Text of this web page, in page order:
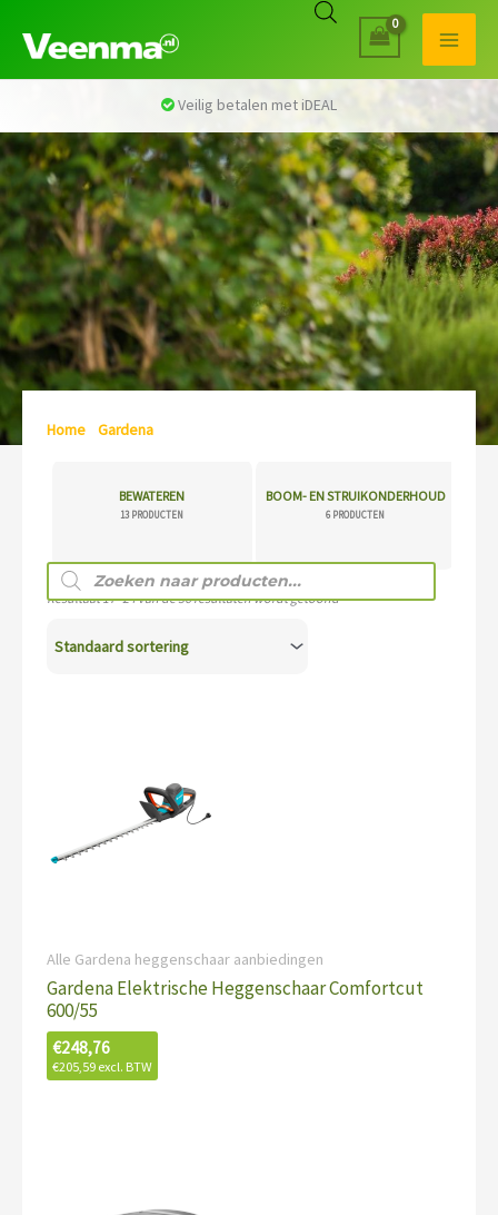
Home Gardena
BEWATEREN
13 PRODUCTEN
BOOM- EN STRUIKONDERHOUD
6 PRODUCTEN
Producten
zoeken
Resultaat 17–24 van de 56 resultaten wordt getoond
Alle Gardena heggenschaar aanbiedingen
Gardena Elektrische Heggenschaar Comfortcut
600/55
€248,76
€205,59 excl. BTW
Veilig betalen met iDEAL